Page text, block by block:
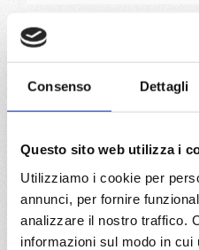
Consenso Dettagli
Questo sito web utilizza i
Utilizziamo i cookie per
annunci, per fornire
analizzare il nostro traffico.
informazioni sul modo in
Mediterraneo6 giorni
06/09/2026
€ 480
a